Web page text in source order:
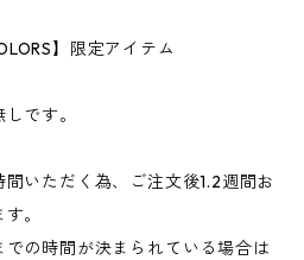
】限定アイテム
です。
いただく為、ご注文後1.2週間お
。
の時間が決まられている場合は